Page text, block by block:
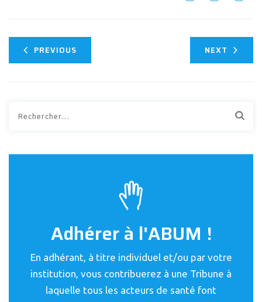
PREVIOUS NEXT
Adhérer à l'ABUM !
En adhérant, à titre individuel et/ou par votre
institution, vous contribuerez à une Tribune à
laquelle tous les acteurs de santé font